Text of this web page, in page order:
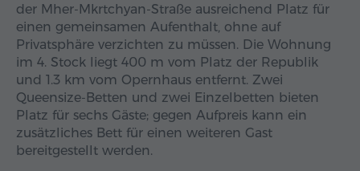
der Mher-Mkrtchyan-Straße ausreichend Platz für
einen gemeinsamen Aufenthalt, ohne auf
Privatsphäre verzichten zu müssen. Die Wohnung
im 4. Stock liegt 400 m vom Platz der Republik
und 1.3 km vom Opernhaus entfernt. Zwei
Queensize-Betten und zwei Einzelbetten bieten
Platz für sechs Gäste; gegen Aufpreis kann ein
zusätzliches Bett für einen weiteren Gast
bereitgestellt werden.